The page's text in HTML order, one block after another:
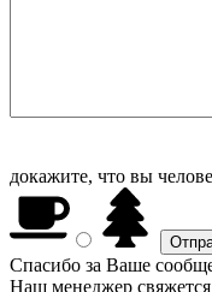
докажите, что вы
Спасибо за Ваше
Наш менеджер